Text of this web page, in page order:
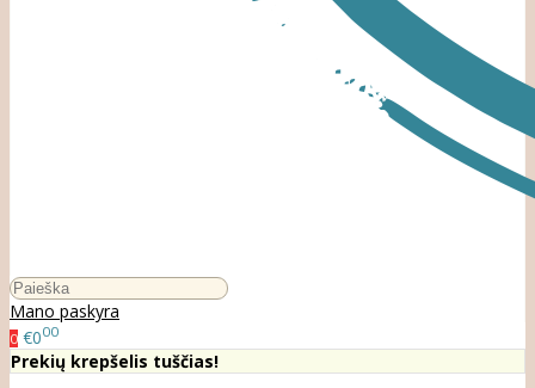
Mano paskyra
0 €000
Prekių krepšelis tuščias!